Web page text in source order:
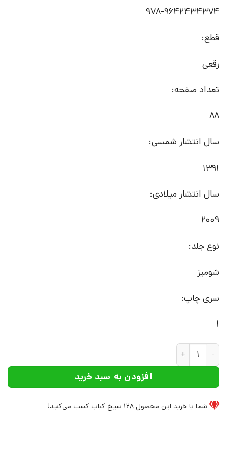
978-9642434374
قطع:
رقعی
تعداد صفحه:
88
سال انتشار شمسی:
1391
سال انتشار میلادی:
2009
نوع جلد:
شومیز
سری چاپ:
1
کتاب می لرزم و ماکوندو | انتشارات افراز عدد
افزودن به سبد خرید
شما با خرید این محصول 128 سیخ کباب کسب می‌کنید!